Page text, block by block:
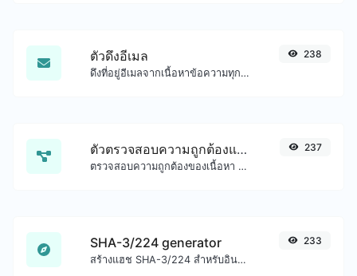
ตัวดึงอีเมล
ดึงที่อยู่อีเมลจากเนื้อหาข้อความทุกชนิด
238
ตัวตรวจสอบความถูกต้องและจัดรูปแบบ JSON
ตรวจสอบความถูกต้องของเนื้อหา JSON และทำให้ดูดี
237
SHA-3/224 generator
สร้างแฮช SHA-3/224 สำหรับอินพุตสตริงใดๆ
233